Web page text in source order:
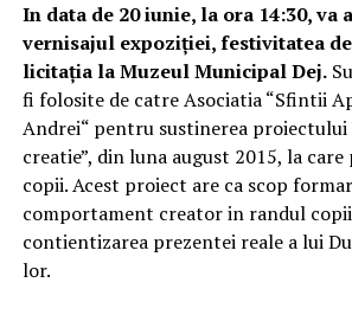
In data de 20 iunie, la ora 14:30, va
vernisajul expoziției, festivitatea
licitația la Muzeul Municipal Dej.
fi folosite de catre Asociatia “Sfintii
Andrei“ pentru sustinerea proiectului
creatie”, din luna august 2015, la
copii. Acest proiect are ca scop
comportament creator in randul
contientizarea prezentei reale a lui
lor.